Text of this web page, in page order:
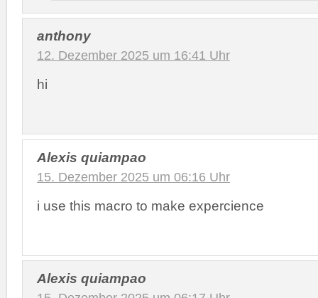
anthony
12. Dezember 2025 um 16:41 Uhr
hi
Alexis quiampao
15. Dezember 2025 um 06:16 Uhr
i use this macro to make expercience
Alexis quiampao